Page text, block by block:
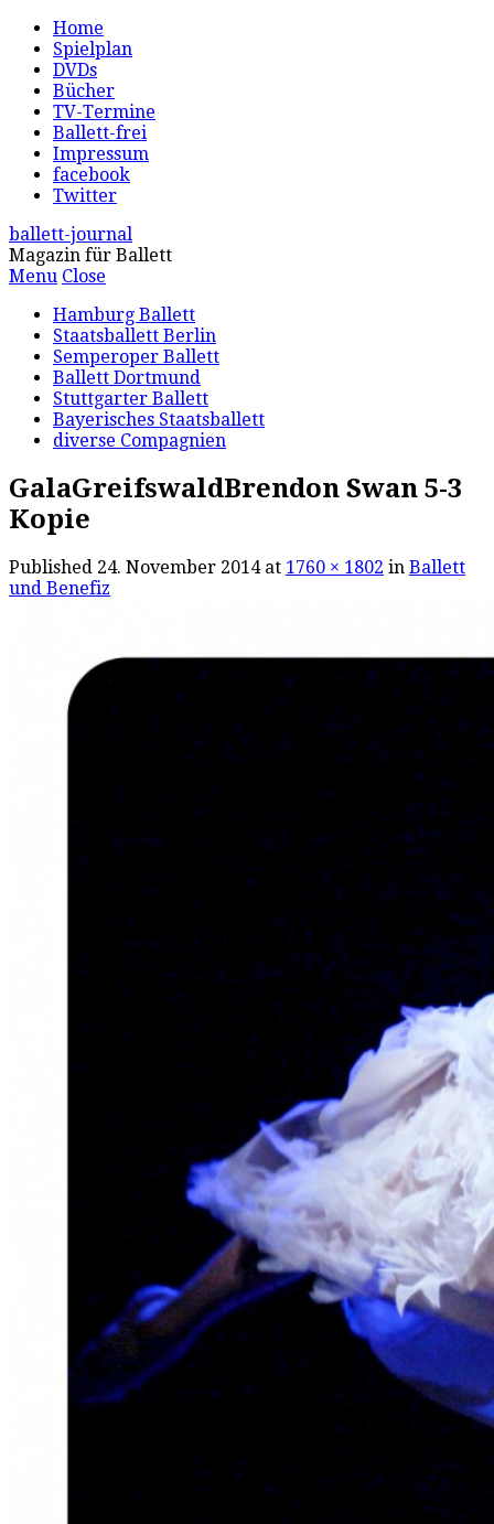
Home
Spielplan
DVDs
Bücher
TV-Termine
Ballett-frei
Impressum
facebook
Twitter
ballett-journal
Magazin für Ballett
Menu Close
Hamburg Ballett
Staatsballett Berlin
Semperoper Ballett
Ballett Dortmund
Stuttgarter Ballett
Bayerisches Staatsballett
diverse Compagnien
GalaGreifswaldBrendon Swan 5-3
Kopie
Published 24. November 2014at 1760 × 1802 in Ballett
und Benefiz